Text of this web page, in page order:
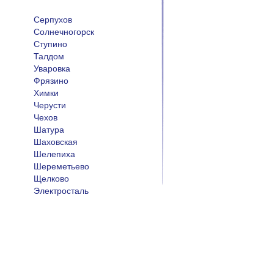
Серпухов
Солнечногорск
Ступино
Талдом
Уваровка
Фрязино
Химки
Черусти
Чехов
Шатура
Шаховская
Шелепиха
Шереметьево
Щелково
Электросталь